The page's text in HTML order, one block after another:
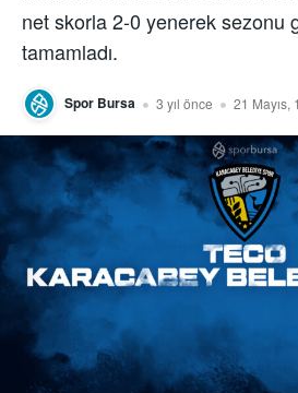
net skorla 2-0 yenerek sezonu
tamamladı.
Spor Bursa 3 yıl önce 21 Mayıs,